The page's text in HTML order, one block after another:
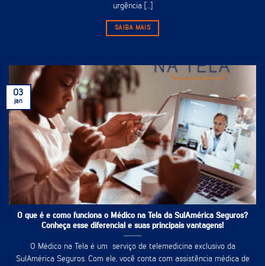
urgência [...]
SAIBA MAIS
O que é e como funciona o Médico na Tela da SulAmérica Seguros?
Conheça esse diferencial e suas principais vantagens!
O Médico na Tela é um serviço de telemedicina exclusivo da
SulAmérica Seguros. Com ele, você conta com assistência médica de
03
jan